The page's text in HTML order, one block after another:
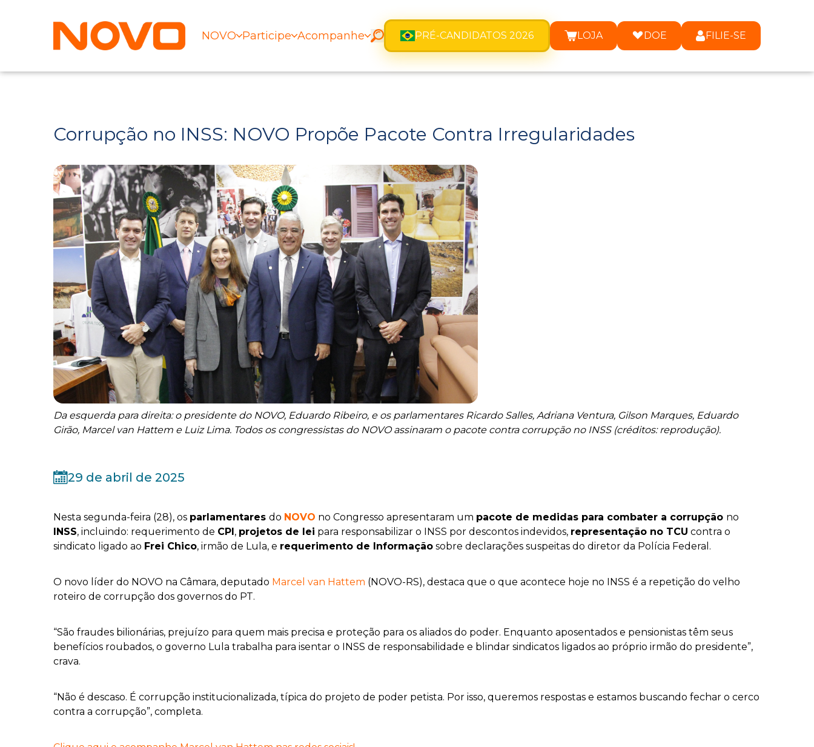
NOVO Participe Acompanhe PRÉ-CANDIDATOS 2026 LOJA DOE FILIE-SE
Corrupção no INSS: NOVO Propõe Pacote Contra Irregularidades
Da esquerda para direita: o presidente do NOVO, Eduardo Ribeiro, e os parlamentares Ricardo Salles, Adriana Ventura, Gilson Marques, Eduardo
Girão, Marcel van Hattem e Luiz Lima. Todos os congressistas do NOVO assinaram o pacote contra corrupção no INSS (créditos: reprodução).
29 de abril de 2025
Nesta segunda-feira (28), os parlamentares do NOVO no Congresso apresentaram um pacote de medidas para combater a corrupção no
INSS, incluindo: requerimento de CPI, projetos de lei para responsabilizar o INSS por descontos indevidos, representação no TCU contra o
sindicato ligado ao Frei Chico, irmão de Lula, e requerimento de Informação sobre declarações suspeitas do diretor da Polícia Federal.
O novo líder do NOVO na Câmara, deputado Marcel van Hattem (NOVO-RS), destaca que o que acontece hoje no INSS é a repetição do velho
roteiro de corrupção dos governos do PT.
“São fraudes bilionárias, prejuízo para quem mais precisa e proteção para os aliados do poder. Enquanto aposentados e pensionistas têm seus
benefícios roubados, o governo Lula trabalha para isentar o INSS de responsabilidade e blindar sindicatos ligados ao próprio irmão do presidente”,
crava.
“Não é descaso. É corrupção institucionalizada, típica do projeto de poder petista. Por isso, queremos respostas e estamos buscando fechar o cerco
contra a corrupção”, completa.